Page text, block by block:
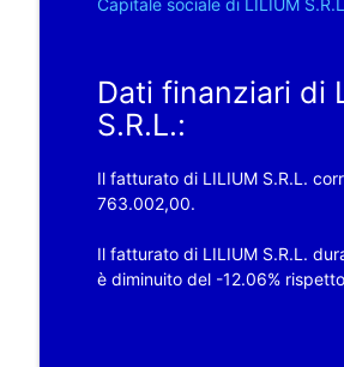
Dati finanziari di
S.R.L.:
Il fatturato di LILIUM S.R.L.
763.002,00.
Il fatturato di LILIUM S.R.L.
è diminuito del -12.06%